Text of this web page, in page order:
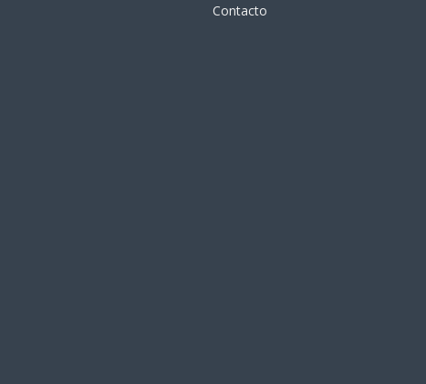
Contacto